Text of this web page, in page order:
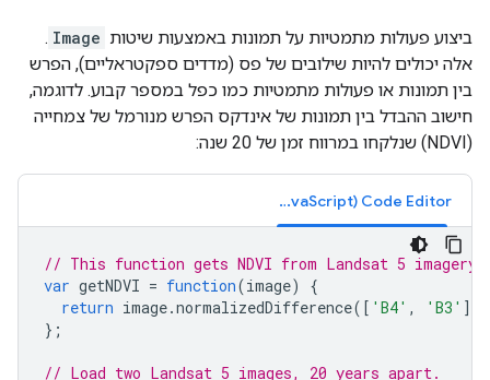
ביצוע פעולות מתמטיות על תמונות באמצעות שיטות Image
.
אלה יכולים להיות שילובים של פס (מדדים ספקטראליים), הפרש
בין תמונות או פעולות מתמטיות כמו כפל במספר קבוע. לדוגמה,
חישוב ההבדל בין תמונות של אינדקס הפרש מנורמל של צמחייה
(NDVI) שנלקחו במרווח זמן של 20 שנה:
Code Editor‏ (JavaScript)
// This function gets NDVI from Landsat 5 imagery.
var getNDVI = function(image)
{
return image.normalizedDifference([ 'B4' , 'B3' ]);
};
// Load two Landsat 5 images, 20 years apart.